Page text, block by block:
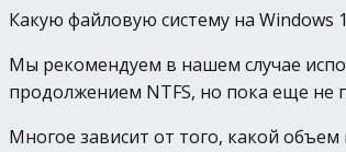
Какую файловую систему на Windows
Мы рекомендуем в нашем случае
продолжением NTFS, но пока еще не
Многое зависит от того, какой